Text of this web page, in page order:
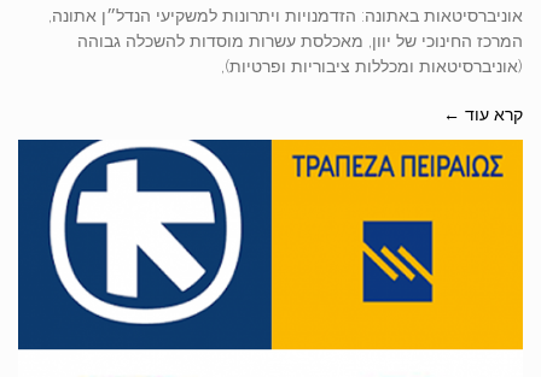
אוניברסיטאות באתונה: הזדמנויות ויתרונות למשקיעי הנדל״ן אתונה,
המרכז החינוכי של יוון, מאכלסת עשרות מוסדות להשכלה גבוהה
(אוניברסיטאות ומכללות ציבוריות ופרטיות),
קרא עוד ←